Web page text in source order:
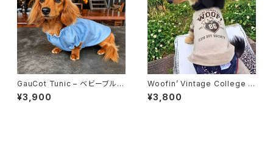
GauCot Tunic – ベビーブルー
/ テラコッタピンク
¥3,900
Woofin’ Vintage College T
ee 【 3カラー 】
¥3,800